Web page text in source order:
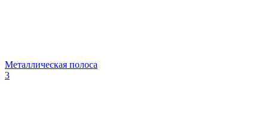
Металлическая полоса
3